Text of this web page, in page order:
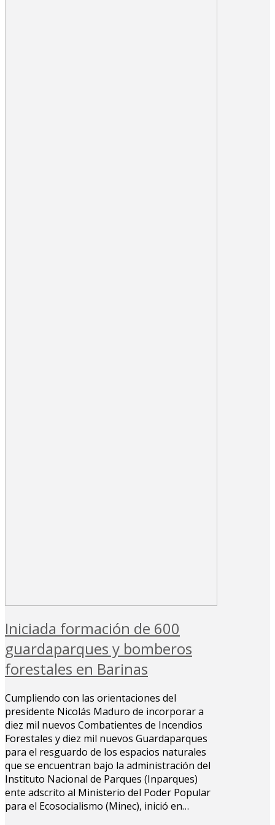
Iniciada formación de 600
guardaparques y bomberos
forestales en Barinas
Cumpliendo con las orientaciones del
presidente Nicolás Maduro de incorporar a
diez mil nuevos Combatientes de Incendios
Forestales y diez mil nuevos Guardaparques
para el resguardo de los espacios naturales
que se encuentran bajo la administración del
Instituto Nacional de Parques (Inparques)
ente adscrito al Ministerio del Poder Popular
para el Ecosocialismo (Minec), inició en…